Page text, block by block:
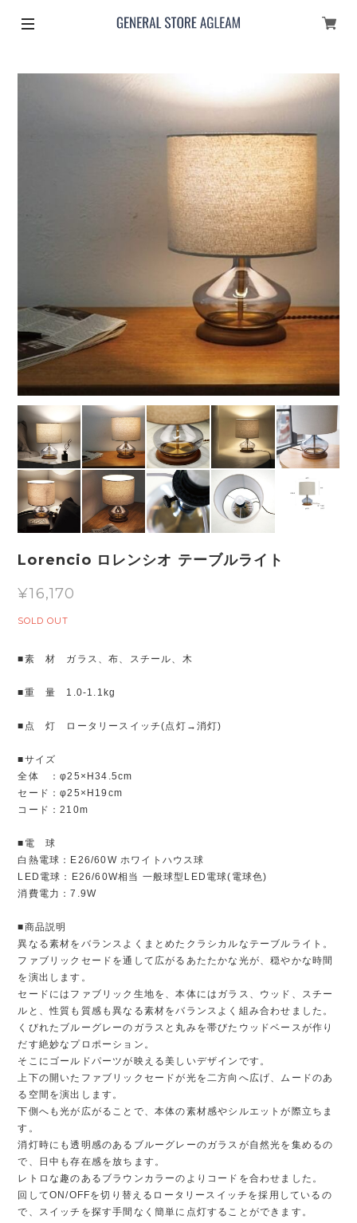
Lorencio ロレンシオ テーブルライト
¥16,170
SOLD OUT
■素 材 ガラス、布、スチール、木
■重 量 1.0-1.1kg
■点 灯 ロータリースイッチ(点灯→消灯)
■サイズ
全体 ：φ25×H34.5cm
セード：φ25×H19cm
コード：210m
■電 球
白熱電球：E26/60W ホワイトハウス球
LED電球：E26/60W相当 一般球型LED電球(電球色)
消費電力：7.9W
■商品説明
異なる素材をバランスよくまとめたクラシカルなテーブルライト。
ファブリックセードを通して広がるあたたかな光が、穏やかな時間
を演出します。
セードにはファブリック生地を、本体にはガラス、ウッド、スチー
ルと、性質も質感も異なる素材をバランスよく組み合わせました。
くびれたブルーグレーのガラスと丸みを帯びたウッドベースが作り
だす絶妙なプロポーション。
そこにゴールドパーツが映える美しいデザインです。
上下の開いたファブリックセードが光を二方向へ広げ、ムードのあ
る空間を演出します。
下側へも光が広がることで、本体の素材感やシルエットが際立ちま
す。
消灯時にも透明感のあるブルーグレーのガラスが自然光を集めるの
で、日中も存在感を放ちます。
レトロな趣のあるブラウンカラーのよりコードを合わせました。
回してON/OFFを切り替えるロータリースイッチを採用しているの
で、スイッチを探す手間なく簡単に点灯することができます。